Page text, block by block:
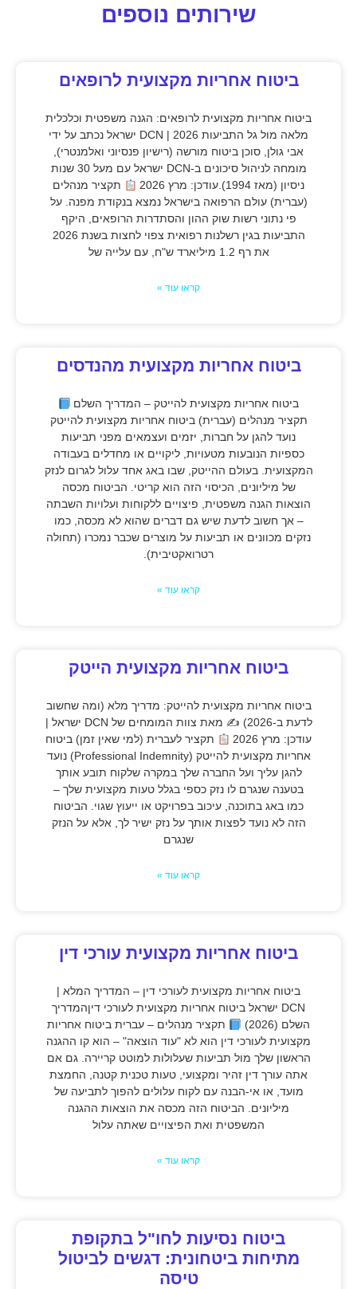
שירותים נוספים
ביטוח אחריות מקצועית לרופאים
ביטוח אחריות מקצועית לרופאים: הגנה משפטית וכלכלית
מלאה מול גל התביעות 2026 | DCN ישראל נכתב על ידי
אבי גולן, סוכן ביטוח מורשה (רישיון פנסיוני ואלמנטרי),
מומחה לניהול סיכונים ב-DCN ישראל עם מעל 30 שנות
ניסיון (מאז 1994).עודכן: מרץ 2026
תקציר מנהלים
(עברית) עולם הרפואה בישראל נמצא בנקודת מפנה. על
פי נתוני רשות שוק ההון והסתדרות הרופאים, היקף
התביעות בגין רשלנות רפואית צפוי לחצות בשנת 2026
את רף 1.2 מיליארד ש"ח, עם עלייה של
קראו עוד »
ביטוח אחריות מקצועית מהנדסים
ביטוח אחריות מקצועית להייטק – המדריך השלם
תקציר מנהלים (עברית) ביטוח אחריות מקצועית להייטק
נועד להגן על חברות, יזמים ועצמאים מפני תביעות
כספיות הנובעות מטעויות, ליקויים או מחדלים בעבודה
המקצועית. בעולם ההייטק, שבו באג אחד עלול לגרום לנזק
של מיליונים, הכיסוי הזה הוא קריטי. הביטוח מכסה
הוצאות הגנה משפטית, פיצויים ללקוחות ועלויות השבתה
– אך חשוב לדעת שיש גם דברים שהוא לא מכסה, כמו
נזקים מכוונים או תביעות על מוצרים שכבר נמכרו (תחולה
רטרואקטיבית).
קראו עוד »
ביטוח אחריות מקצועית הייטק
ביטוח אחריות מקצועית להייטק: מדריך מלא (ומה שחשוב
לדעת ב-2026) ✍
מאת צוות המומחים של DCN ישראל |
עודכן: מרץ 2026
תקציר לעברית (למי שאין זמן) ביטוח
אחריות מקצועית להייטק (Professional Indemnity) נועד
להגן עליך ועל החברה שלך במקרה שלקוח תובע אותך
בטענה שנגרם לו נזק כספי בגלל טעות מקצועית שלך –
כמו באג בתוכנה, עיכוב בפרויקט או ייעוץ שגוי. הביטוח
הזה לא נועד לפצות אותך על נזק ישיר לך, אלא על הנזק
שנגרם
קראו עוד »
ביטוח אחריות מקצועית עורכי דין
ביטוח אחריות מקצועית לעורכי דין – המדריך המלא |
DCN ישראל ביטוח אחריות מקצועית לעורכי דיןהמדריך
השלם (2026)
תקציר מנהלים – עברית ביטוח אחריות
מקצועית לעורכי דין הוא לא "עוד הוצאה" – הוא קו ההגנה
הראשון שלך מול תביעות שעלולות למוטט קריירה. גם אם
אתה עורך דין זהיר ומקצועי, טעות טכנית קטנה, החמצת
מועד, או אי-הבנה עם לקוח עלולים להפוך לתביעה של
מיליונים. הביטוח הזה מכסה את הוצאות ההגנה
המשפטית ואת הפיצויים שאתה עלול
קראו עוד »
ביטוח נסיעות לחו"ל בתקופת
מתיחות ביטחונית: דגשים לביטול
טיסה